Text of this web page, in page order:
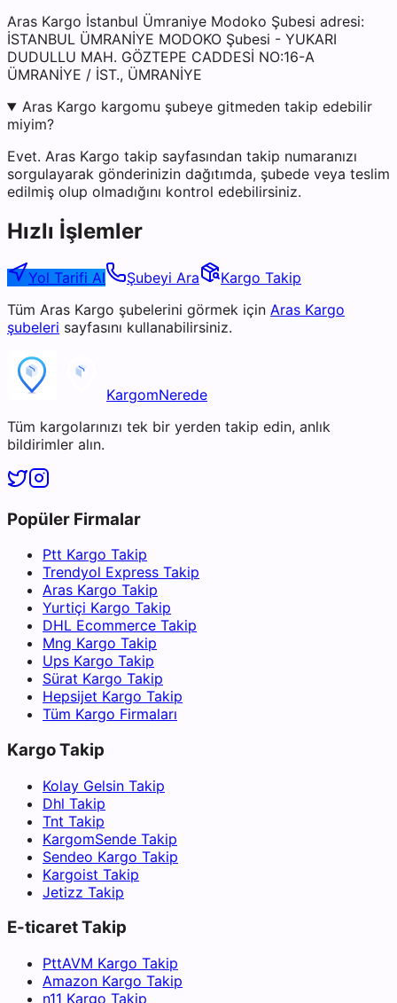
Aras Kargo İstanbul Ümraniye Modoko Şubesi adresi:
İSTANBUL ÜMRANİYE MODOKO Şubesi - YUKARI
DUDULLU MAH. GÖZTEPE CADDESİ NO:16-A
ÜMRANİYE / İST., ÜMRANİYE
Aras Kargo kargomu şubeye gitmeden takip edebilir
miyim?
Evet. Aras Kargo takip sayfasından takip numaranızı
sorgulayarak gönderinizin dağıtımda, şubede veya teslim
edilmiş olup olmadığını kontrol edebilirsiniz.
Hızlı İşlemler
Yol Tarifi Al Şubeyi Ara
Kargo Takip
Tüm Aras Kargo şubelerini görmek için Aras Kargo
şubeleri sayfasını kullanabilirsiniz.
KargomNerede
Tüm kargolarınızı tek bir yerden takip edin, anlık
bildirimler alın.
Popüler Firmalar
Ptt Kargo Takip
Trendyol Express Takip
Aras Kargo Takip
Yurtiçi Kargo Takip
DHL Ecommerce Takip
Mng Kargo Takip
Ups Kargo Takip
Sürat Kargo Takip
Hepsijet Kargo Takip
Tüm Kargo Firmaları
Kargo Takip
Kolay Gelsin Takip
Dhl Takip
Tnt Takip
KargomSende Takip
Sendeo Kargo Takip
Kargoist Takip
Jetizz Takip
E-ticaret Takip
PttAVM Kargo Takip
Amazon Kargo Takip
n11 Kargo Takip